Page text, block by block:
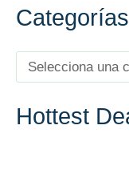
Categorías
Hottest